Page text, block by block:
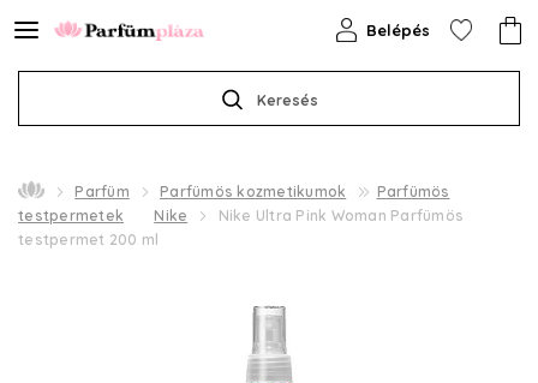
Keresés
Belépés
Parfüm Parfümös kozmetikumok
Parfümös
testpermetek
Nike
Nike Ultra Pink Woman Parfümös
testpermet 200 ml